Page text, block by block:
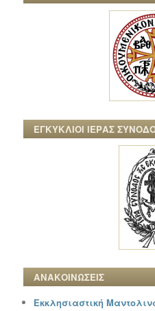
ΕΓΚΥΚΛΙΟΙ ΙΕΡΑΣ
ΑΝΑΚΟΙΝΩΣΕΙΣ
Εκκλησιαστική